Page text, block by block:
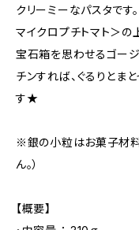
クリーミーなパスタです
マイクロプチトマト＞の
宝石箱を思わせるゴー
チンすれば、ぐるりとま
す★
※銀の小粒はお菓子材料
ん。）
【概要】